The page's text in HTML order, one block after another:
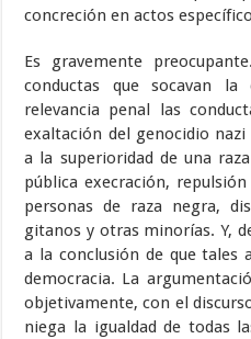
concreción en actos
Es gravemente
conductas que socavan
relevancia penal las
exaltación del genocidio
a la superioridad de una
pública execración,
personas de raza negra,
gitanos y otras minorías. Y,
a la conclusión de que tales
democracia. La
objetivamente, con el
niega la igualdad de todas